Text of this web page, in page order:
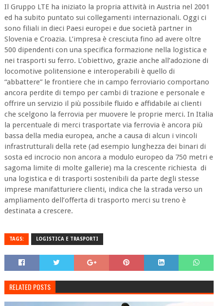
Il Gruppo LTE ha iniziato la propria attività in Austria nel 2001
ed ha subito puntato sui collegamenti internazionali. Oggi ci
sono filiali in dieci Paesi europei e due società partner in
Slovenia e Croazia. L’impresa è cresciuta fino ad avere oltre
500 dipendenti con una specifica formazione nella logistica e
nei trasporti su ferro. L’obiettivo, grazie anche all’adozione di
locomotive politensione e interoperabili è quello di
“abbattere” le frontiere che in campo ferroviario comportano
ancora perdite di tempo per cambi di trazione e personale e
offrire un servizio il più possibile fluido e affidabile ai clienti
che scelgono la ferrovia per muovere le proprie merci. In Italia
la percentuale di merci trasportate via ferrovia è ancora più
bassa della media europea, anche a causa di alcun i vincoli
infrastrutturali della rete (ad esempio lunghezza dei binari di
sosta ed incrocio non ancora a modulo europeo da 750 metri e
sagoma limite di molte gallerie) ma la crescente richiesta di
una logistica e di trasporti sostenibili da parte degli stesse
imprese manifatturiere clienti, indica che la strada verso un
ampliamento dell’offerta di trasporto merci su treno è
destinata a crescere.
TAGS: LOGISTICA E TRASPORTI
RELATED POSTS